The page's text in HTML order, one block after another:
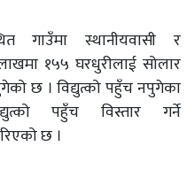
गाउँमा स्थानीयवासी र
१५५ घरधुरीलाई सोलार
छ । विद्युत्को पहुँच नपुगेका
पहुँच विस्तार गर्ने
छ ।